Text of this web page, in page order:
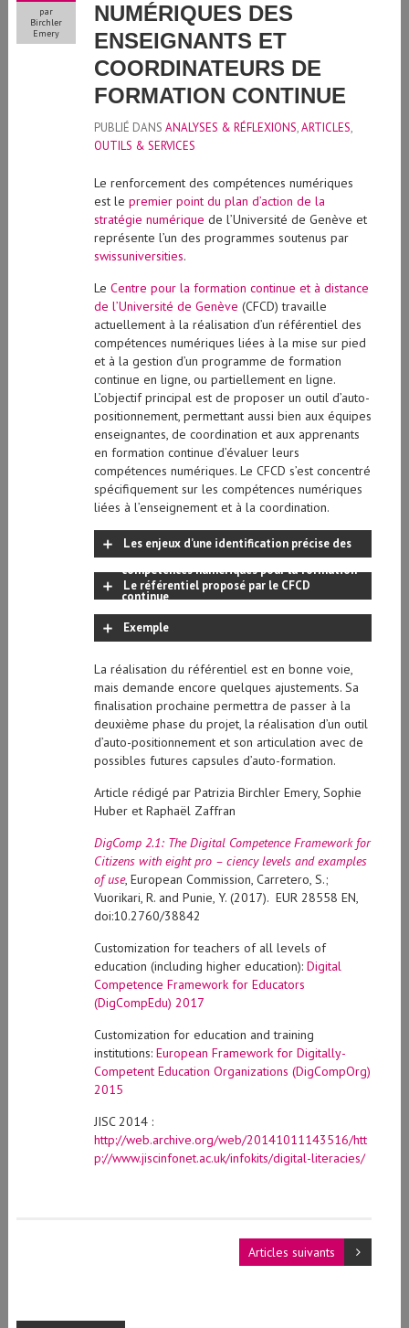
par
Birchler
Emery
NUMÉRIQUES DES
ENSEIGNANTS ET
COORDINATEURS DE
FORMATION CONTINUE
PUBLIÉ DANS ANALYSES & RÉFLEXIONS,ARTICLES,
OUTILS & SERVICES
Le renforcement des compétences numériques
est le premier point du plan d’action de la
stratégie numérique de l’Université de Genève et
représente l’un des programmes soutenus par
swissuniversities.
Le Centre pour la formation continue et à distance
de l’Université de Genève (CFCD) travaille
actuellement à la réalisation d’un référentiel des
compétences numériques liées à la mise sur pied
et à la gestion d’un programme de formation
continue en ligne, ou partiellement en ligne.
L’objectif principal est de proposer un outil d’auto-
positionnement, permettant aussi bien aux équipes
enseignantes, de coordination et aux apprenants
en formation continue d’évaluer leurs
compétences numériques. Le CFCD s’est concentré
spécifiquement sur les compétences numériques
liées à l’enseignement et à la coordination.
Les enjeux d’une identification précise des
compétences numériques pour la formation
continue
Le référentiel proposé par le CFCD
Exemple
La réalisation du référentiel est en bonne voie,
mais demande encore quelques ajustements. Sa
finalisation prochaine permettra de passer à la
deuxième phase du projet, la réalisation d’un outil
d’auto-positionnement et son articulation avec de
possibles futures capsules d’auto-formation.
Article rédigé par Patrizia Birchler Emery, Sophie
Huber et Raphaël Zaffran
DigComp 2.1: The Digital Competence Framework for
Citizens with eight pro – ciency levels and examples
of use, European Commission, Carretero, S.;
Vuorikari, R. and Punie, Y. (2017). EUR 28558 EN,
doi:10.2760/38842
Customization for teachers of all levels of
education (including higher education): Digital
Competence Framework for Educators
(DigCompEdu) 2017
Customization for education and training
institutions: European Framework for Digitally-
CompetentEducation Organizations (DigCompOrg)
2015
JISC 2014 :
http://web.archive.org/web/20141011143516/htt
p://www.jiscinfonet.ac.uk/infokits/digital-literacies/
Articles suivants